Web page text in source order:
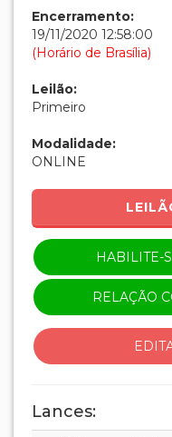
Encerramento:
19/11/2020 12:58:00
(Horário de Brasília)
Leilão:
Primeiro
Modalidade:
ONLINE
HABILITE-
RELAÇÃO
Lances: